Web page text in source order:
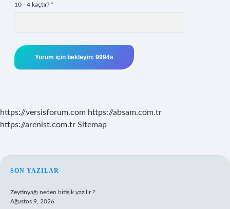
10 - 4 kaçtır? *
https://versisforum.com https://absam.com.tr
https://arenist.com.tr Sitemap
SIDEBAR
SON YAZILAR
Zeytinyağı neden bitişik yazılır ?
Ağustos 9, 2026